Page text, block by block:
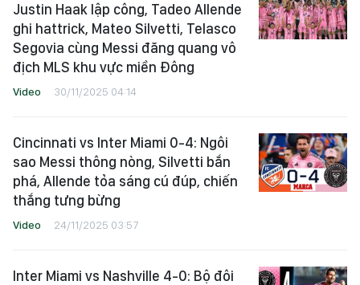
Justin Haak lập công, Tadeo Allende
ghi hattrick, Mateo Silvetti, Telasco
Segovia cùng Messi đăng quang vô
địch MLS khu vực miền Đông
Video 30/11/2025 04:14
Cincinnati vs Inter Miami 0-4: Ngôi
sao Messi thông nòng, Silvetti bắn
phá, Allende tỏa sáng cú đúp, chiến
thắng tưng bừng
Video 24/11/2025 03:57
Inter Miami vs Nashville 4-0: Bộ đôi